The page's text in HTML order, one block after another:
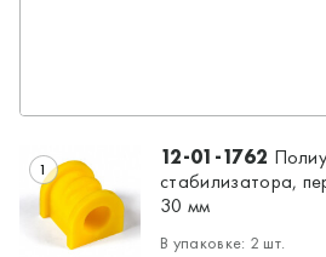
1 12-01-1762
стабилизатора,
30 мм
В упаковке: 2 шт.